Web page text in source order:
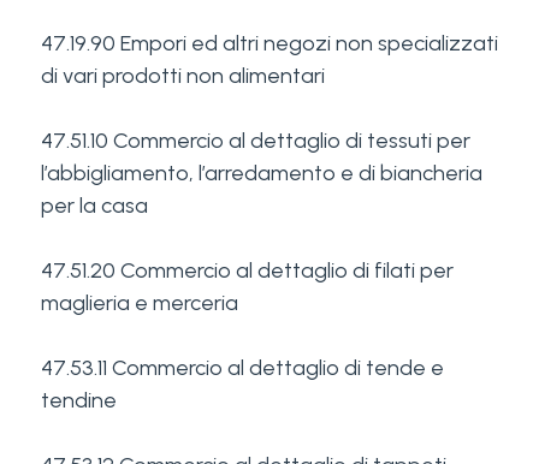
47.19.90 Empori ed altri negozi non specializzati
di vari prodotti non alimentari
47.51.10 Commercio al dettaglio di tessuti per
l’abbigliamento, l’arredamento e di biancheria
per la casa
47.51.20 Commercio al dettaglio di filati per
maglieria e merceria
47.53.11 Commercio al dettaglio di tende e
tendine